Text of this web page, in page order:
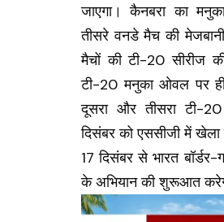
जाएगा। कैनबरा का
तीसरे वनडे मैच की
मैचों की टी-20 सीरीज
टी-20 मनुका ओवल पर ही
दूसरा और तीसरा टी-
दिसंबर को एससीजी में खेला
17 दिसंबर से भारत
के अभियान की शुरूआत